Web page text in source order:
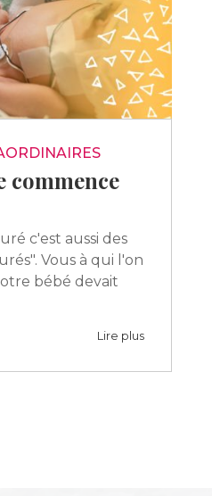
commence
c'est aussi des
Vous à qui l'on
bébé devait
Lire plus